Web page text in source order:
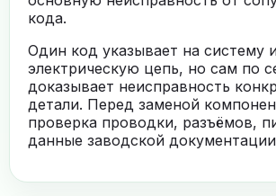
кода.
Один код указывает на систему
электрическую цепь, но сам по
доказывает неисправность
детали. Перед заменой
проверка проводки, разъёмов,
данные заводской